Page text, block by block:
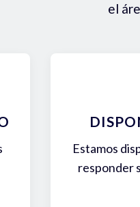
el
Estamos
responder